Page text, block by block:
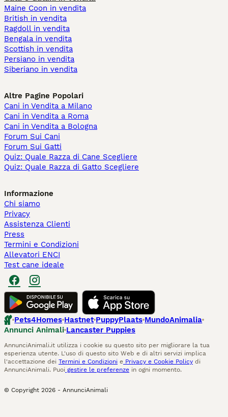
Maine Coon in vendita
British in vendita
Ragdoll in vendita
Bengala in vendita
Scottish in vendita
Persiano in vendita
Siberiano in vendita
Altre Pagine Popolari
Cani in Vendita a Milano
Cani in Vendita a Roma
Cani in Vendita a Bologna
Forum Sui Cani
Forum Sui Gatti
Quiz: Quale Razza di Cane Scegliere
Quiz: Quale Razza di Gatto Scegliere
Informazione
Chi siamo
Privacy
Assistenza Clienti
Press
Termini e Condizioni
Allevatori ENCI
Test cane ideale
Pets4Homes Hastnet PuppyPlaats MundoAnimalia
Annunci Animali Lancaster Puppies
AnnunciAnimali.it utilizza i cookie su questo sito per migliorare la tua
esperienza utente. L'uso di questo sito Web e di altri servizi implica
l'accettazione dei Termini e Condizioni e Privacy e Cookie Policy di
AnnunciAnimali. Puoi gestire le preferenze in ogni momento.
© Copyright 2026 - AnnunciAnimali